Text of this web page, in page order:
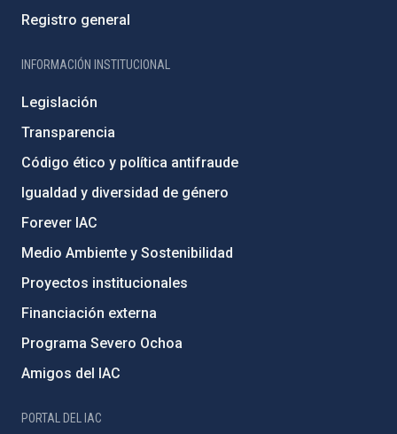
Registro general
INFORMACIÓN INSTITUCIONAL
Legislación
Transparencia
Código ético y política antifraude
Igualdad y diversidad de género
Forever IAC
Medio Ambiente y Sostenibilidad
Proyectos institucionales
Financiación externa
Programa Severo Ochoa
Amigos del IAC
PORTAL DEL IAC